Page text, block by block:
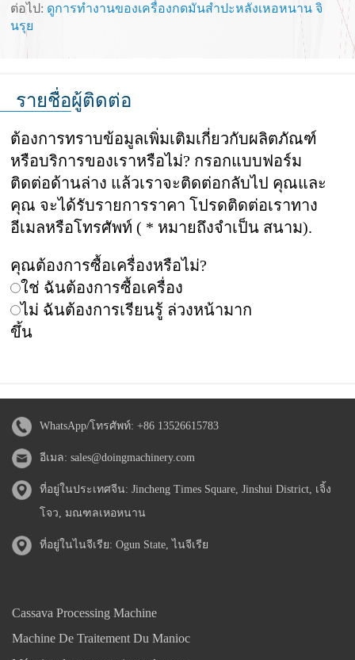
ต่อไป: ดูการทำงานของเครื่องกดมันสำปะหลังเหอหนาน จิ
นรุย
รายชื่อผู้ติดต่อ
ต้องการทราบข้อมูลเพิ่มเติมเกี่ยวกับผลิตภัณฑ์
หรือบริการของเราหรือไม่? กรอกแบบฟอร์ม
ติดต่อด้านล่าง แล้วเราจะติดต่อกลับไป คุณและ
คุณ จะได้รับรายการราคา โปรดติดต่อเราทาง
อีเมลหรือโทรศัพท์ ( * หมายถึงจำเป็น สนาม).
คุณต้องการซื้อเครื่องหรือไม่?
ใช่ ฉันต้องการซื้อเครื่อง
ไม่ ฉันต้องการเรียนรู้ ล่วงหน้ามาก
ขึ้น
WhatsApp/โทรศัพท์: +86 13526615783
อีเมล: sales@doingmachinery.com
ที่อยู่ในประเทศจีน: Jincheng Times Square, Jinshui District, เจิ้ง
โจว, มณฑลเหอหนาน
ที่อยู่ในไนจีเรีย: Ogun State, ไนจีเรีย
Cassava Processing Machine
Machine De Traitement Du Manioc